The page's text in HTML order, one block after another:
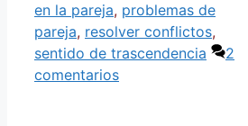
en la pareja, problemas de
pareja, resolver conflictos,
sentido de trascendencia
2
comentarios